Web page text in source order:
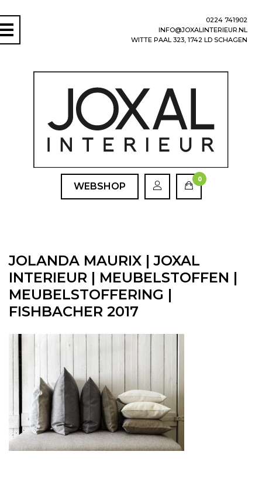
0224 741902
INFO@JOXALINTERIEUR.NL
WITTE PAAL 323, 1742 LD SCHAGEN
WEBSHOP
0
JOLANDA MAURIX | JOXAL
INTERIEUR | MEUBELSTOFFEN |
MEUBELSTOFFERING |
FISHBACHER 2017